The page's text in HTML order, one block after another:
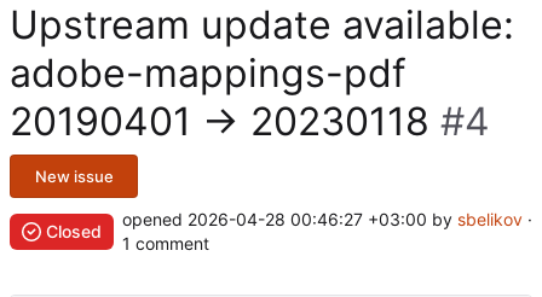
Upstream update available:
adobe-mappings-pdf
20190401 → 20230118 #4
New issue
Closed
opened 2026-04-28 00:46:27 +03:00 by sbelikov ·
1 comment